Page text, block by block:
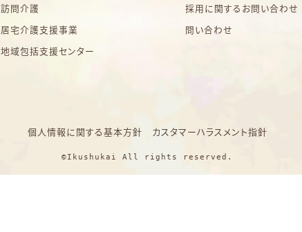
訪問介護
居宅介護支援事業
地域包括支援センター
採用に関するお問い合わせ
問い合わせ
個人情報に関する基本方針 カスタマーハラスメント指針
©Ikushukai All rights reserved.